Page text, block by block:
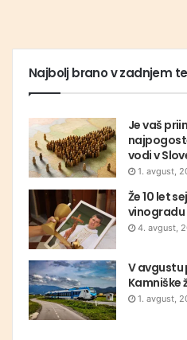
Najbolj brano v zadnjem
Je vaš
vodi v
1. avgust,
Že 10 let
vinogradu
4. avgust,
V
Kamniške
1. avgust,